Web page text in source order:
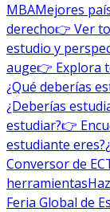
MBAMejores
derecho👉 Ver
estudio y
auge👉 Explora
¿Qué deberías
¿Deberías
estudiar?👉
estudiante eres?
Conversor de
herramientas
Feria Global de